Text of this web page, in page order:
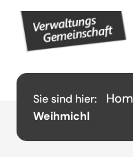
Sie sind hier:
Weihmichl